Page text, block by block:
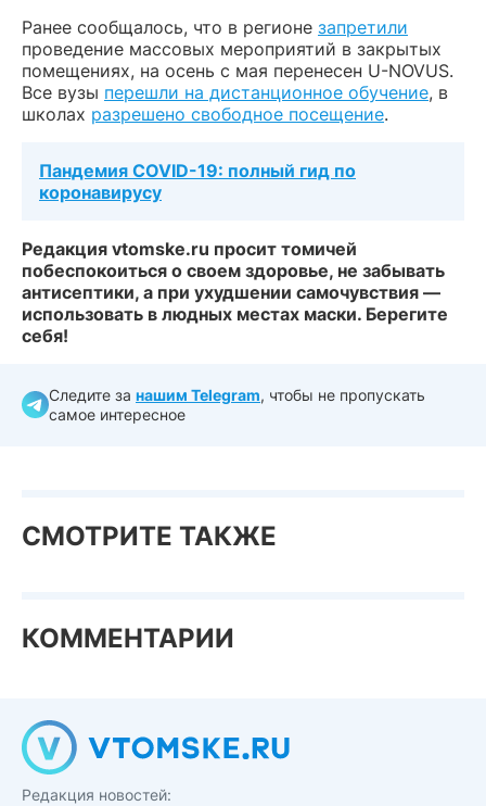
Ранее сообщалось, что в регионе запретили
проведение массовых мероприятий в закрытых
помещениях, на осень с мая перенесен U-NOVUS.
Все вузы перешли на дистанционное обучение, в
школах разрешено свободное посещение.
Пандемия COVID-19: полный гид по
коронавирусу
Редакция vtomske.ru просит томичей
побеспокоиться о своем здоровье, не забывать
антисептики, а при ухудшении самочувствия —
использовать в людных местах маски. Берегите
себя!
Следите за нашим Telegram, чтобы не пропускать
самое интересное
СМОТРИТЕ ТАКЖЕ
КОММЕНТАРИИ
Редакция новостей: